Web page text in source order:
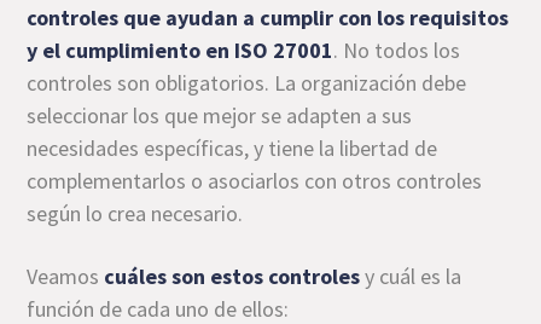
controles que ayudan a cumplir con los requisitos
y el cumplimiento en ISO 27001. No todos los
controles son obligatorios. La organización debe
seleccionar los que mejor se adapten a sus
necesidades específicas, y tiene la libertad de
complementarlos o asociarlos con otros controles
según lo crea necesario.
Veamos cuáles son estos controlesy cuál es la
función de cada uno de ellos: